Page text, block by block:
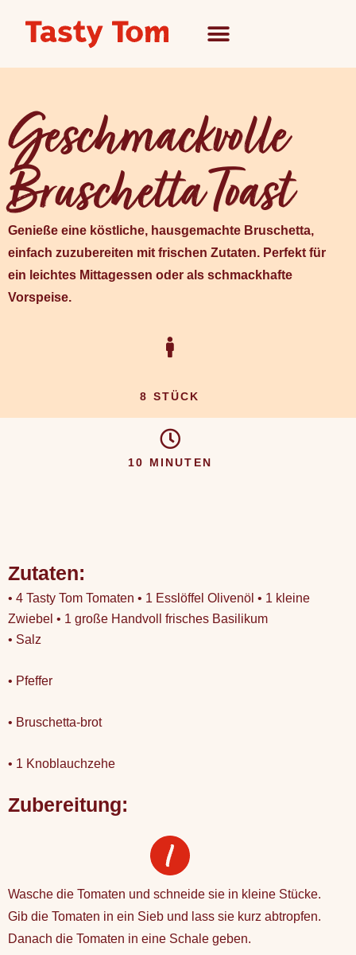
Geschmackvolle
Bruschetta Toast
Genieße eine köstliche, hausgemachte Bruschetta,
einfach zuzubereiten mit frischen Zutaten. Perfekt für
ein leichtes Mittagessen oder als schmackhafte
Vorspeise.
8 STÜCK
10 MINUTEN
Zutaten:
• 4 Tasty Tom Tomaten • 1 Esslöffel Olivenöl • 1 kleine
Zwiebel • 1 große Handvoll frisches Basilikum
• Salz
• Pfeffer
• Bruschetta-brot
• 1 Knoblauchzehe
Zubereitung:
Wasche die Tomaten und schneide sie in kleine Stücke.
Gib die Tomaten in ein Sieb und lass sie kurz abtropfen.
Danach die Tomaten in eine Schale geben.